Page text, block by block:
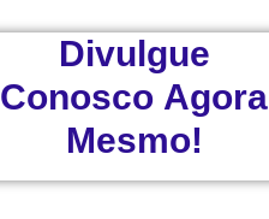
Divulgue
Conosco Agora
Mesmo!